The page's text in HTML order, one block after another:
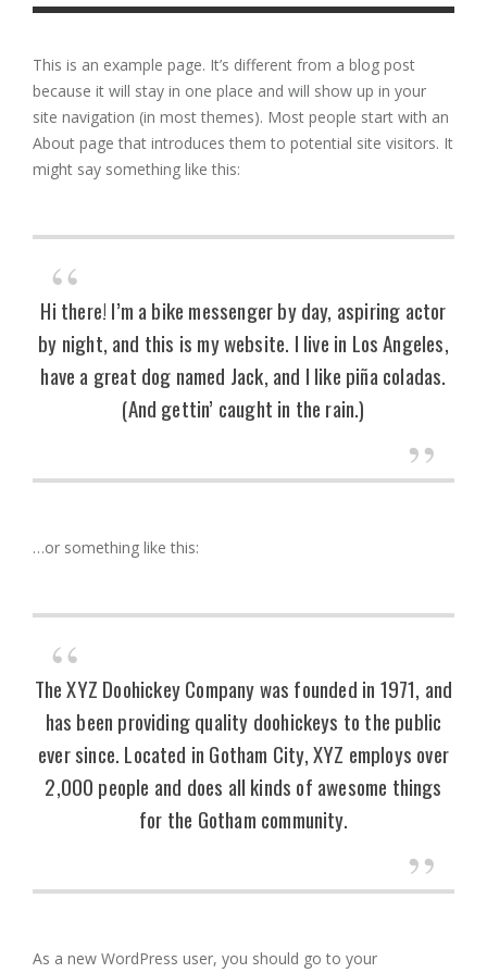
This is an example page. It’s different from a blog post
because it will stay in one place and will show up in your
site navigation (in most themes). Most people start with an
About page that introduces them to potential site visitors. It
might say something like this:
Hi there! I’m a bike messenger by day, aspiring actor
by night, and this is my website. I live in Los Angeles,
have a great dog named Jack, and I like piña coladas.
(And gettin’ caught in the rain.)
…or something like this:
The XYZ Doohickey Company was founded in 1971, and
has been providing quality doohickeys to the public
ever since. Located in Gotham City, XYZ employs over
2,000 people and does all kinds of awesome things
for the Gotham community.
As a new WordPress user, you should go to your